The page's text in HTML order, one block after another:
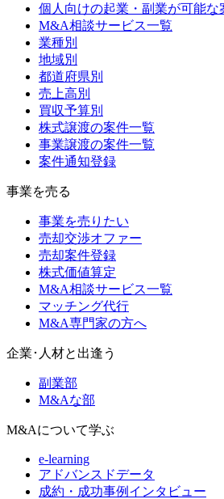
個人向けの起業・副業が可能な
M&A相談サービス一覧
業種別
地域別
都道府県別
売上高別
買収予算別
株式譲渡の案件一覧
事業譲渡の案件一覧
案件通知登録
事業を売る
事業を売りたい
売却交渉オファー
売却案件登録
株式価値算定
M&A相談サービス一覧
マッチング代行
M&A専門家の方へ
企業･人材と出逢う
副業部
M&Aな部
M&Aについて学ぶ
e-learning
アドバンスドデータ
成約・成功事例インタビュー